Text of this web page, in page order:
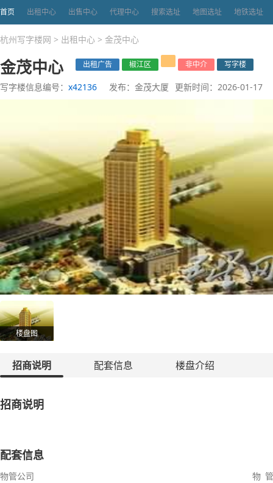
首页 出租中心 出售中心 代理中心 搜索选址 地图选址 地铁选址
杭州写字楼网 > 出租中心 > 金茂中心
金茂中心 出租广告 椒江区 非中介 写字楼
写字楼信息编号： x42136 发布：金茂大厦 更新时间：2026-01-17
楼盘图
招商说明 配套信息 楼盘介绍
招商说明
配套信息
物管公司
物